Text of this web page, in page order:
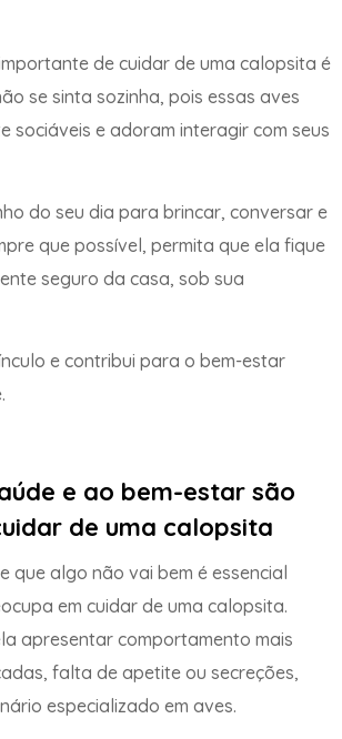
de cuidar de uma calopsita é
se sinta sozinha, pois essas aves
sociáveis e adoram interagir com seus
do seu dia para brincar, conversar e
que possível, permita que ela fique
seguro da casa, sob sua
e contribui para o bem-estar
e ao bem-estar são
de uma calopsita
que algo não vai bem é essencial
em cuidar de uma calopsita.
apresentar comportamento mais
falta de apetite ou secreções,
especializado em aves.